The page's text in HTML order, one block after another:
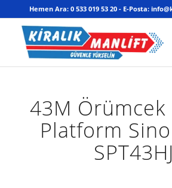
Hemen Ara: 0 533 019 53 20 - E-Posta:
43M
Platform
SPT43HJ